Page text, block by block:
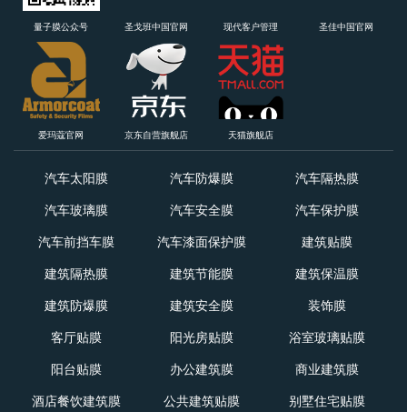
量子膜公众号 圣戈班中国官网 现代客户管理 圣佳中国官网
爱玛蔻官网 京东自营旗舰店 天猫旗舰店
Solargard
Footer
汽车太阳膜 汽车防爆膜
汽车隔热膜
汽车玻璃膜
汽车安全膜
汽车保护膜
汽车前挡车膜
汽车漆面保护膜
建筑贴膜
建筑隔热膜
建筑节能膜
建筑保温膜
建筑防爆膜
建筑安全膜
装饰膜
客厅贴膜
阳光房贴膜
浴室玻璃贴膜
阳台贴膜
办公建筑膜
商业建筑膜
酒店餐饮建筑膜
公共建筑贴膜 别墅住宅贴膜